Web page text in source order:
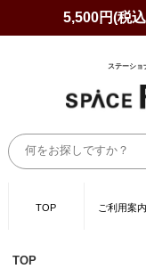
5,500円(税
ステーショ
TOP ご利用案内
TOP